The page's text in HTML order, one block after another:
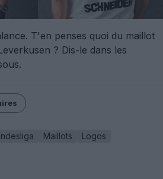
T'en penses quoi du maillot
? Dis-le dans les
Maillots
Logos